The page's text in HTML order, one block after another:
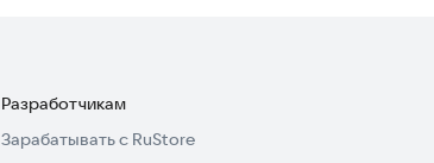
Разработчикам
Зарабатывать с RuStore